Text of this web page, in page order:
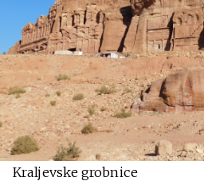
Kraljevske grobnice